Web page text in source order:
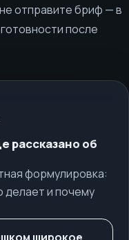
отправите бриф — в
после
рассказано об
формулировка:
делает и почему